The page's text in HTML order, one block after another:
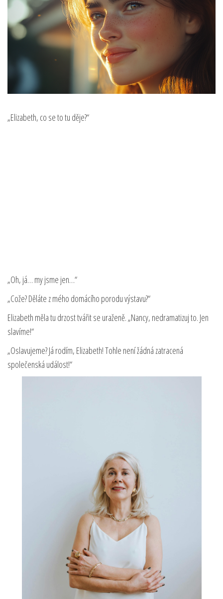
„Elizabeth, co se to tu děje?“
„Oh, já… my jsme jen…“
„Cože? Děláte z mého domácího porodu výstavu?“
Elizabeth měla tu drzost tvářit se uraženě. „Nancy, nedramatizuj to. Jen
slavíme!“
„Oslavujeme? Já rodím, Elizabeth! Tohle není žádná zatracená
společenská událost!“